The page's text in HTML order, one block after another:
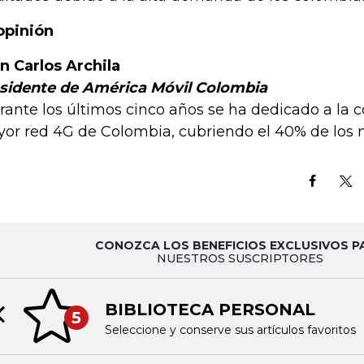
Carlos Archila
de América Móvil Colombia
los últimos cinco años se ha dedicado a la
red 4G de Colombia, cubriendo el 40% de los
CONOZCA LOS BENEFICIOS EXCLUSIVOS
NUESTROS SUSCRIPTORES
6 TINTA DIGITAL
Acceda a nuestras
slide